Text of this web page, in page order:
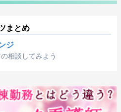
まとめ
ジ
相談してみよう